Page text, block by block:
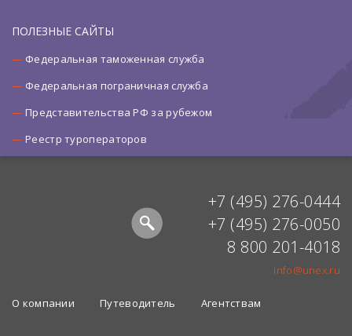
ПОЛЕЗНЫЕ САЙТЫ
Федеральная таможенная служба
Федеральная пограничная служба
Представительства РФ за рубежом
Реестр туроператоров
+7 (495) 276-0444
+7 (495) 276-0050
8 800 201-4018
info@unex.ru
О компании Путеводитель Агентствам